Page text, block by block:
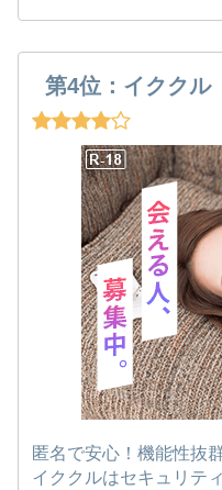
第4位：イククル
匿名で安心！機能性抜
イククルはセキュリテ